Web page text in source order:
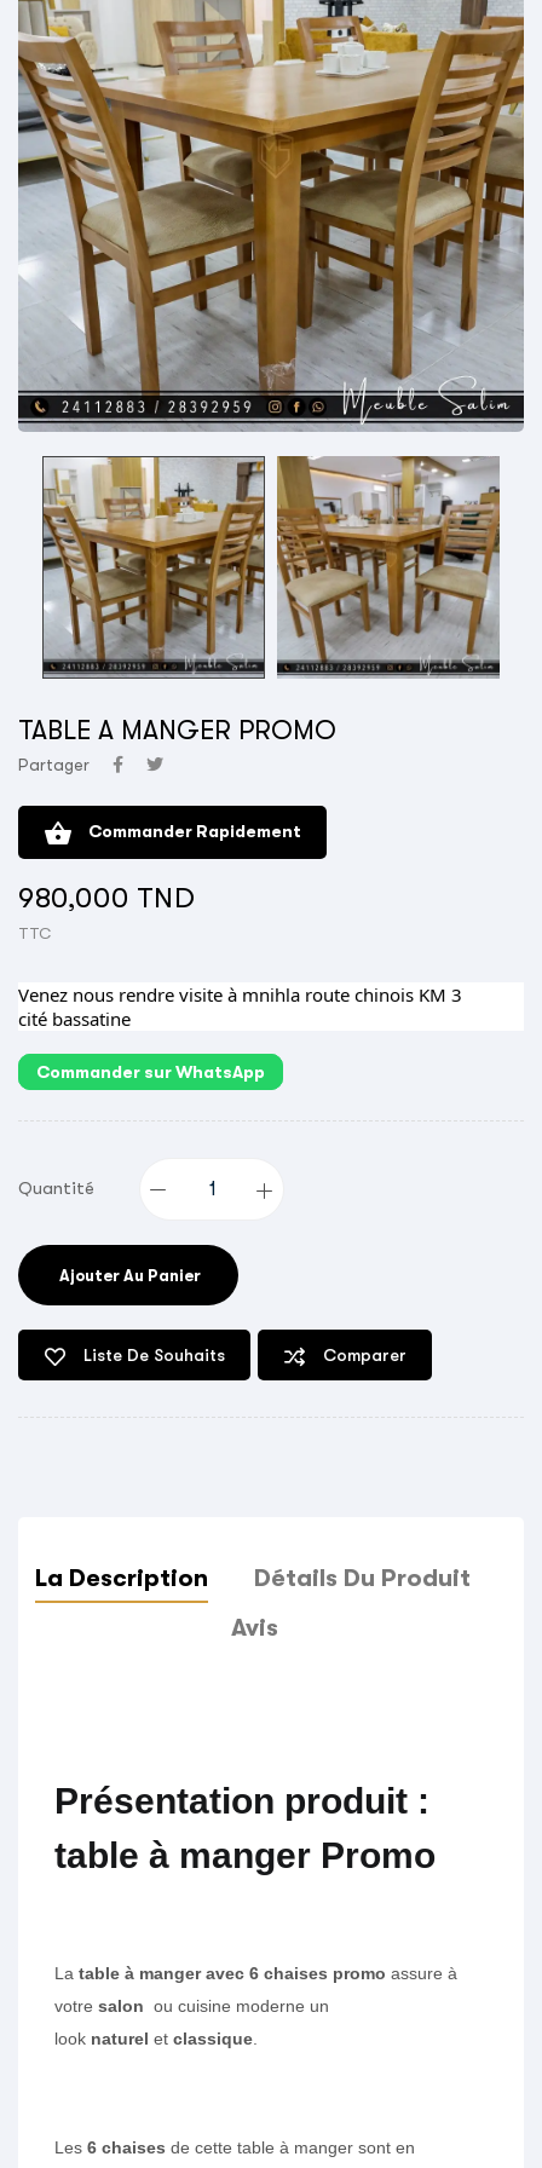
TABLE A MANGER PROMO
Partager
shopping_basket Commander Rapidement
980,000 TND
TTC
Venez nous rendre visite à mnihla route chinois KM 3
cité bassatine
Commander sur WhatsApp
Quantité
Ajouter Au Panier
Liste De Souhaits Comparer
La Description
Détails Du Produit
Avis
Présentation produit :
table à manger Promo
La table à manger avec 6 chaises promo assure à
votre salon ou cuisine moderne un
look naturel et classique
Les 6 chaises de cette table à manger sont en